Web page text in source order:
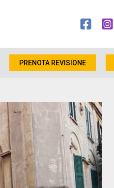
PRENOTA REVISIONE